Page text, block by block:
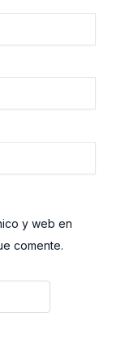
y web en
comente.